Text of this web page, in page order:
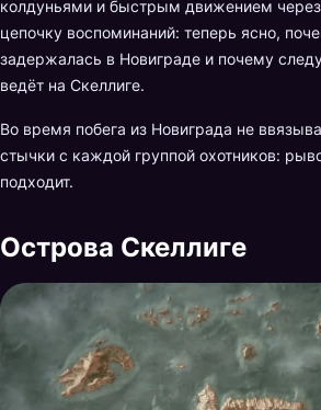
колдуньями и быстрым движением
цепочку воспоминаний: теперь ясно,
задержалась в Новиграде и почему
ведёт на Скеллиге.
Во время побега из Новиграда не
стычки с каждой группой охотников:
подходит.
Острова Скеллиге